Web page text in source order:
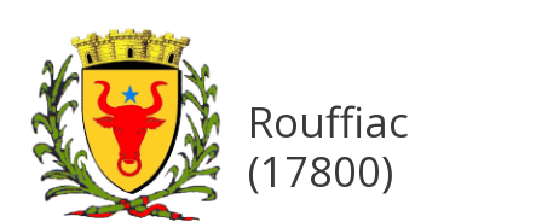
Rouffiac
(17800)